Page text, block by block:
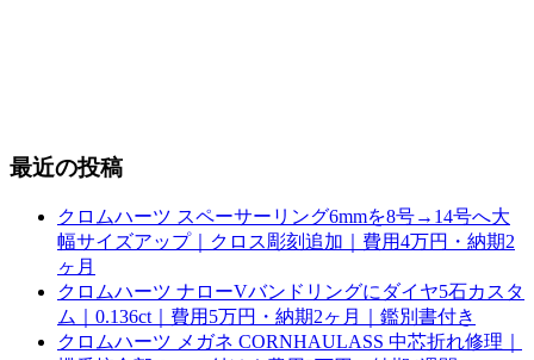
最近の投稿
クロムハーツ スペーサーリング6mmを8号→14号へ大
幅サイズアップ｜クロス彫刻追加｜費用4万円・納期2
ヶ月
クロムハーツ ナローVバンドリングにダイヤ5石カスタ
ム｜0.136ct｜費用5万円・納期2ヶ月｜鑑別書付き
クロムハーツ メガネ CORNHAULASS 中芯折れ修理｜